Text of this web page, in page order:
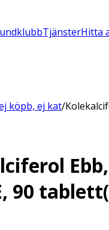
TjänsterHitta
köpb, ej kat/
90